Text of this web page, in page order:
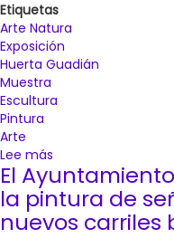
Etiquetas
Arte Natura
Exposición
Huerta Guadián
Muestra
Escultura
Pintura
Arte
Lee más
Más
de
medio
centenar
El
la pintura de
nuevos carriles